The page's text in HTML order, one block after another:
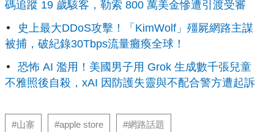
碼追蹤 19 歲駭客，勒索 800 萬美金慘遭引渡受審
史上最大DDoS攻擊！「KimWolf」殭屍網路主謀
被捕，破紀錄30Tbps流量癱瘓全球！
恐怖 AI 濫用！美國男子用 Grok 生成數千張兒童
不雅照後自殺，xAI 因防護失靈與不配合警方遭起訴
#山寨 #apple store #網路話題